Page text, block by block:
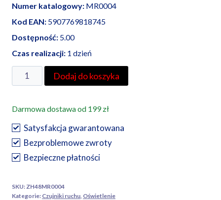
Numer katalogowy: MR0004
Kod EAN: 5907769818745
Dostępność: 5.00
Czas realizacji: 1 dzień
ilość
Milio
ruchu
MOVI
04
Premium
Dodaj do koszyka
Darmowa dostawa od 199 zł
Satysfakcja gwarantowana
Bezproblemowe zwroty
Bezpieczne płatności
SKU: ZH48MR0004
Kategorie: Czujniki ruchu Oświetlenie